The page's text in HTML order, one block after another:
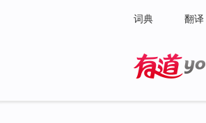
词典 翻译